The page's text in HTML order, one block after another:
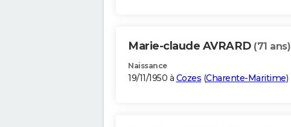
Marie-claude AVRARD (71 ans)
Naissance
19/11/1950 à Cozes (Charente-Maritime)